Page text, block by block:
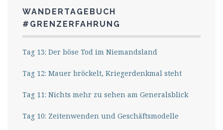
WANDERTAGEBUCH
#GRENZERFAHRUNG
Tag 13: Der böse Tod im Niemandsland
Tag 12: Mauer bröckelt, Kriegerdenkmal steht
Tag 11: Nichts mehr zu sehen am Generalsblick
Tag 10: Zeitenwenden und Geschäftsmodelle